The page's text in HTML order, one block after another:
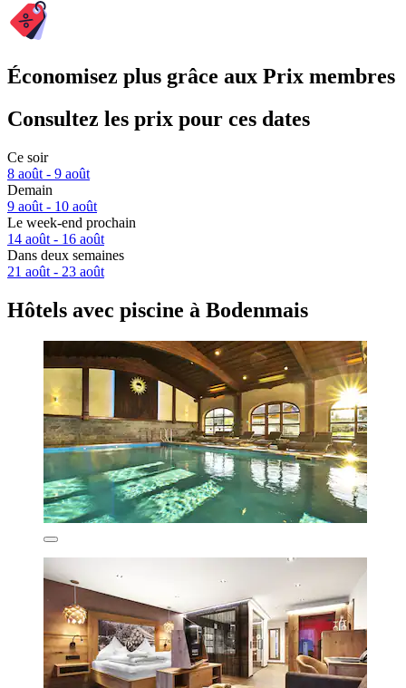
Économisez plus grâce aux Prix membres
Consultez les prix pour ces dates
Ce soir
8 août - 9 août
Demain
9 août - 10 août
Le week-end prochain
14 août - 16 août
Dans deux semaines
21 août - 23 août
Hôtels avec piscine à Bodenmais